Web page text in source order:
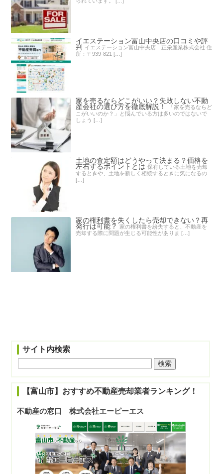
イエステーション富山中央店の口コミや評
判 イエステーション富山中央店 正栄産業株式会社 住
所：〒939-821 […]
家を売るならどこがいい？失敗しない不動
産会社の選び方を徹底解説！
「家を売るならど
こがいいのか？」と悩んでいる方は多いのではないで
しょう […]
土地の査定額はどうやって決まる？価格を
左右するポイントとは 保有している土地を売却
するときや、土地を新しく相続するときに気になるの
[…]
家の権利書を失くしたら売却できない？再
発行は可能？ 家の権利書を紛失すると、不動産を
売却する際に問題が生じる可能性がありま […]
サイト内検索
【富山市】おすすめ不動産売却業者ランキング！
不動産の窓口 株式会社エーピーエス